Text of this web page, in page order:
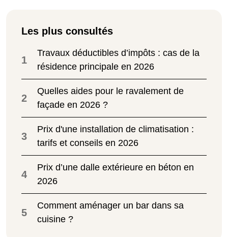
Les plus consultés
1
Travaux déductibles d’impôts : cas de la
résidence principale en 2026
2
Quelles aides pour le ravalement de
façade en 2026 ?
3
Prix d'une installation de climatisation :
tarifs et conseils en 2026
4
Prix d’une dalle extérieure en béton en
2026
5
Comment aménager un bar dans sa
cuisine ?